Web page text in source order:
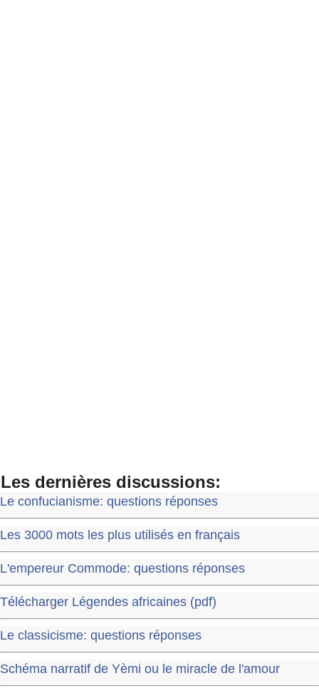
Les dernières discussions:
Le confucianisme: questions réponses
Les 3000 mots les plus utilisés en français
L'empereur Commode: questions réponses
Télécharger Légendes africaines (pdf)
Le classicisme: questions réponses
Schéma narratif de Yèmi ou le miracle de l'amour